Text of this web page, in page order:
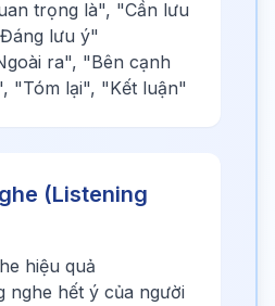
trọng là", "Cần lưu
lưu ý"
ra", "Bên cạnh
"Tóm lại", "Kết luận"
(Listening
hiệu quả
nghe hết ý của người